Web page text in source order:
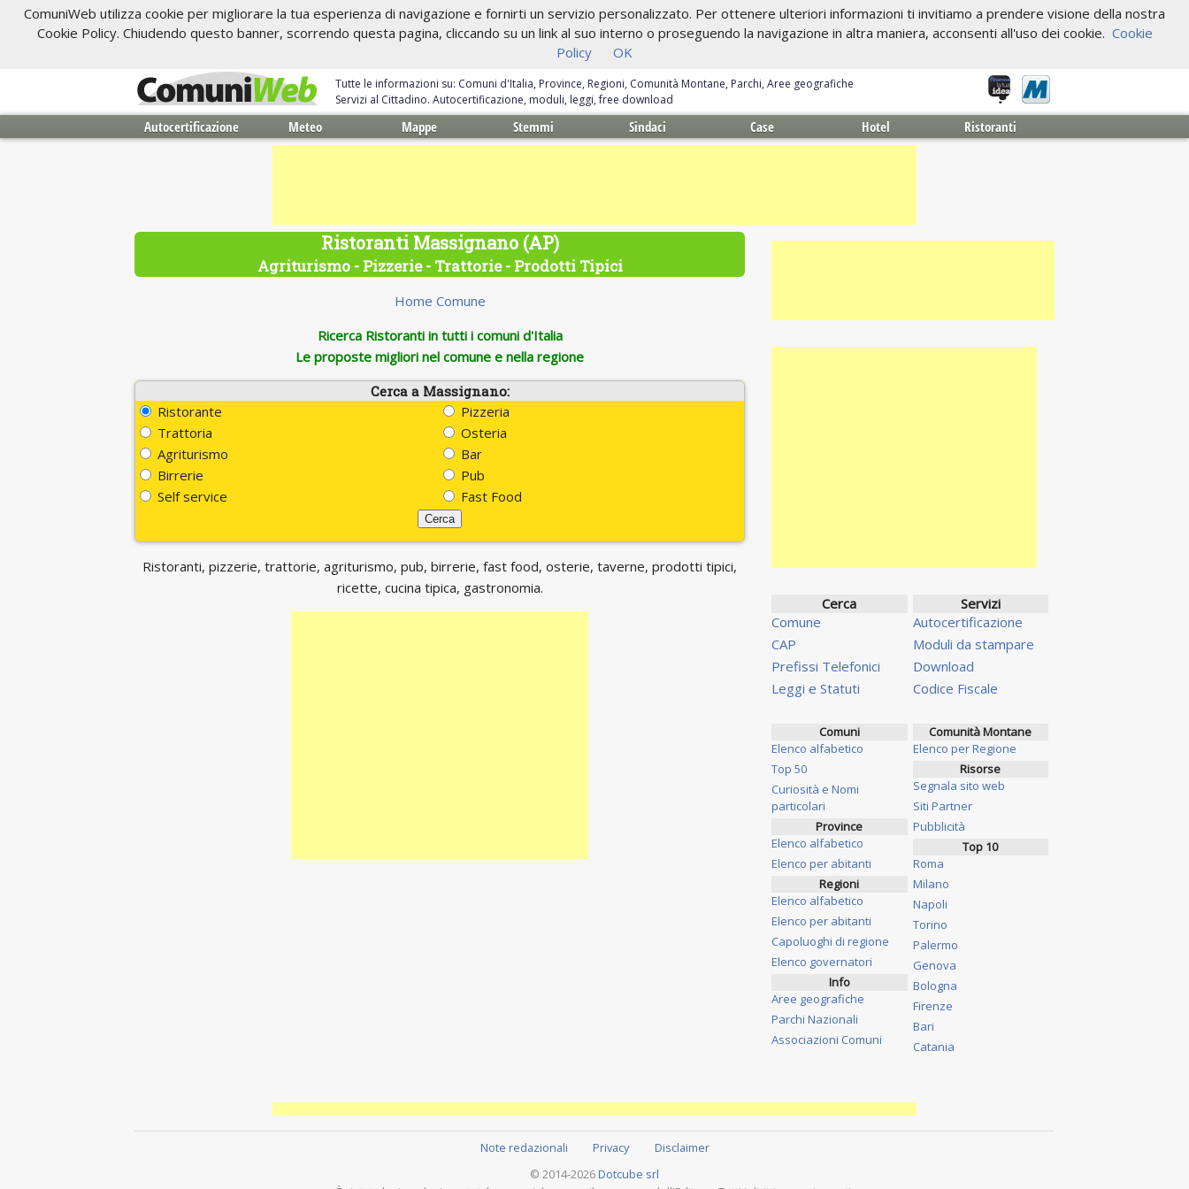
ComuniWeb utilizza cookie per migliorare la tua esperienza di navigazione e fornirti un servizio personalizzato. Per ottenere ulteriori informazioni ti invitiamo a prendere visione della nostra
Cookie Policy. Chiudendo questo banner, scorrendo questa pagina, cliccando su un link al suo interno o proseguendo la navigazione in altra maniera, acconsenti all'uso dei cookie. Cookie
Policy
OK
Tutte le informazioni su: Comuni d'Italia, Province, Regioni, Comunità Montane, Parchi, Aree geografiche
Servizi al Cittadino. Autocertificazione, moduli, leggi, free download
Autocertificazione Meteo Mappe Stemmi Sindaci Case Hotel Ristoranti
Ristoranti Massignano (AP)
Agriturismo - Pizzerie - Trattorie - Prodotti Tipici
Home Comune
Ricerca Ristoranti in tutti i comuni d'Italia
Le proposte migliori nel comune e nella regione
Cerca a Massignano:
Ristorante
Pizzeria
Trattoria
Osteria
Agriturismo
Bar
Birrerie
Pub
Self service
Fast Food
Ristoranti, pizzerie, trattorie, agriturismo, pub, birrerie, fast food, osterie, taverne, prodotti tipici,
ricette, cucina tipica, gastronomia.
Cerca
Comune
CAP
Prefissi Telefonici
Leggi e Statuti
Servizi
Autocertificazione
Moduli da stampare
Download
Codice Fiscale
Comuni
Elenco alfabetico
Top 50
Curiosità e Nomi
particolari
Province
Elenco alfabetico
Elenco per abitanti
Regioni
Elenco alfabetico
Elenco per abitanti
Capoluoghi di regione
Elenco governatori
Info
Aree geografiche
Parchi Nazionali
Associazioni Comuni
Comunità Montane
Elenco per Regione
Risorse
Segnala sito web
Siti Partner
Pubblicità
Top 10
Roma
Milano
Napoli
Torino
Palermo
Genova
Bologna
Firenze
Bari
Catania
Note redazionali Privacy
Disclaimer
© 2014-2026 Dotcube srl